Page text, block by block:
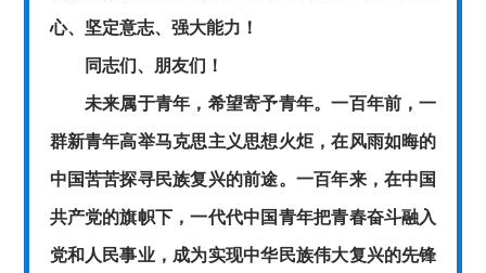
心、坚定意志、强大能力！
同志们、朋友们！
未来属于青年，希望寄予青年。一百年前，一
群新青年高举马克思主义思想火炬，在风雨如晦的
中国苦苦探寻民族复兴的前途。一百年来，在中国
共产党的旗帜下，一代代中国青年把青春奋斗融入
党和人民事业，成为实现中华民族伟大复兴的先锋